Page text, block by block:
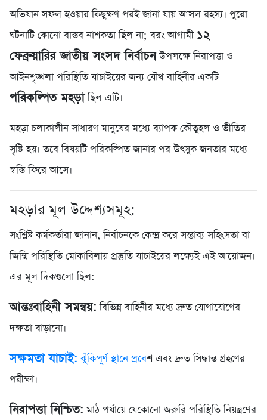
অভিযান সফল হওয়ার কিছুক্ষণ পরই জানা যায় আসল রহস্য। পুরো
ঘটনাটি কোনো বাস্তব নাশকতা ছিল না; বরং আগামী ১২
ফেব্রুয়ারির জাতীয় সংসদ নির্বাচনউপলক্ষে নিরাপত্তা ও
আইনশৃঙ্খলা পরিস্থিতি যাচাইয়ের জন্য যৌথ বাহিনীর একটি
পরিকল্পিত মহড়াছিল এটি।
মহড়া চলাকালীন সাধারণ মানুষের মধ্যে ব্যাপক কৌতুহল ও ভীতির
সৃষ্টি হয়। তবে বিষয়টি পরিকল্পিত জানার পর উৎসুক জনতার মধ্যে
স্বস্তি ফিরে আসে।
মহড়ার মূল উদ্দেশ্যসমূহ:
সংশ্লিষ্ট কর্মকর্তারা জানান, নির্বাচনকে কেন্দ্র করে সম্ভাব্য সহিংসতা বা
জিম্মি পরিস্থিতি মোকাবিলায় প্রস্তুতি যাচাইয়ের লক্ষ্যেই এই আয়োজন।
এর মূল দিকগুলো ছিল:
আন্তঃবাহিনী সমন্বয়: বিভিন্ন বাহিনীর মধ্যে দ্রুত যোগাযোগের
দক্ষতা বাড়ানো।
সক্ষমতা যাচাই: ঝুঁকিপূর্ণ স্থানে প্রবেশ এবং দ্রুত সিদ্ধান্ত গ্রহণের
পরীক্ষা।
নিরাপত্তা নিশ্চিত: মাঠ পর্যায়ে যেকোনো জরুরি পরিস্থিতি নিয়ন্ত্রণের